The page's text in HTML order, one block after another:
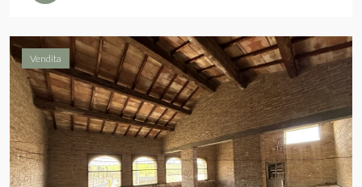
Vendita